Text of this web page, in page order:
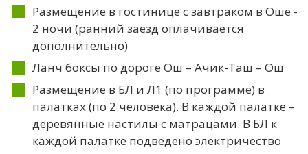
Размещение в гостинице с завтраком в Оше -
2 ночи (ранний заезд оплачивается
дополнительно)
Ланч боксы по дороге Ош – Ачик-Таш – Ош
Размещение в БЛ и Л1 (по программе) в
палатках (по 2 человека). В каждой палатке –
деревянные настилы с матрацами. В БЛ к
каждой палатке подведено электричество